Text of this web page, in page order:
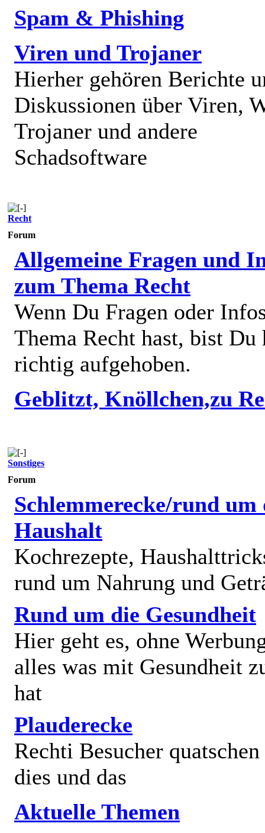
Spam & Phishing
Viren und Trojaner
Hierher gehören Berichte
Diskussionen über Viren,
Trojaner und andere
Schadsoftware
Recht
Forum
Allgemeine Fragen und
zum Thema Recht
Wenn Du Fragen oder
Thema Recht hast, bist Du
richtig aufgehoben.
Geblitzt, Knöllchen,zu
Sonstiges
Forum
Schlemmerecke/rund um
Haushalt
Kochrezepte,
rund um Nahrung und
Rund um die Gesundheit
Hier geht es, ohne
alles was mit Gesundheit
hat
Plauderecke
Rechti Besucher
dies und das
Aktuelle Themen